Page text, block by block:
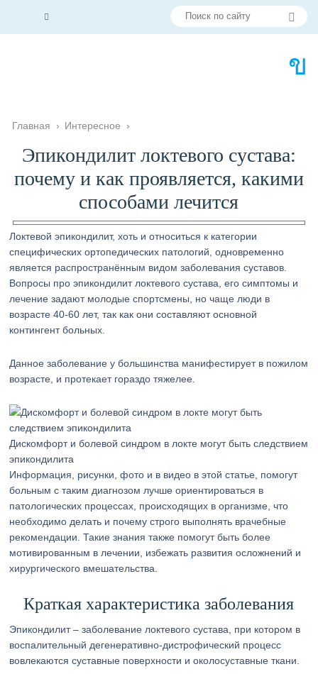
Главная › Интересное ›
Эпикондилит локтевого сустава:
почему и как проявляется, какими
способами лечится
Локтевой эпикондилит, хоть и относиться к категории
специфических ортопедических патологий, одновременно
является распространённым видом заболевания суставов.
Вопросы про эпикондилит локтевого сустава, его симптомы и
лечение задают молодые спортсмены, но чаще люди в
возрасте 40-60 лет, так как они составляют основной
контингент больных.
Данное заболевание у большинства манифестирует в пожилом
возрасте, и протекает гораздо тяжелее.
Дискомфорт и болевой синдром в локте могут быть следствием
эпикондилита
Информация, рисунки, фото и в видео в этой статье, помогут
больным с таким диагнозом лучше ориентироваться в
патологических процессах, происходящих в организме, что
необходимо делать и почему строго выполнять врачебные
рекомендации. Такие знания также помогут быть более
мотивированным в лечении, избежать развития осложнений и
хирургического вмешательства.
Краткая характеристика заболевания
Эпикондилит – заболевание локтевого сустава, при котором в
воспалительный дегенеративно-дистрофический процесс
вовлекаются суставные поверхности и околосуставные ткани.